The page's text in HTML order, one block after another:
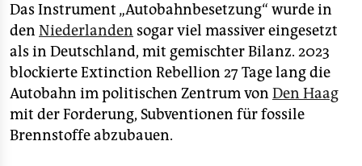
Das Instrument „Autobahnbesetzung“ wurde in
den Niederlanden sogar viel massiver eingesetzt
als in Deutschland, mit gemischter Bilanz. 2023
blockierte Extinction Rebellion 27 Tage lang die
Autobahn im politischen Zentrum von Den Haag
mit der Forderung, Subventionen für fossile
Brennstoffe abzubauen.